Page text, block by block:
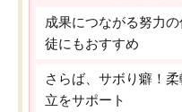
成果につながる努力
徒にもおすすめ
さらば、サボり癖！
立をサポート